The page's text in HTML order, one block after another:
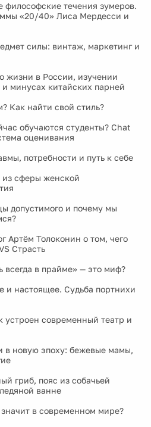
философские течения зумеров.
«20/40» Лиса Мердесси и
силы: винтаж, маркетинг и
жизни в России, изучении
минусах китайских парней
Как найти свой стиль?
обучаются студенты? Chat
оценивания
потребности и путь к себе
сферы женской
допустимого и почему мы
Артём Толоконин о том, чего
Страсть
в прайме» — это миф?
и настоящее. Судьба портнихи
современный театр и
в новую эпоху: бежевые мамы,
гриб, пояс из собачьей
ванне
в современном мире?